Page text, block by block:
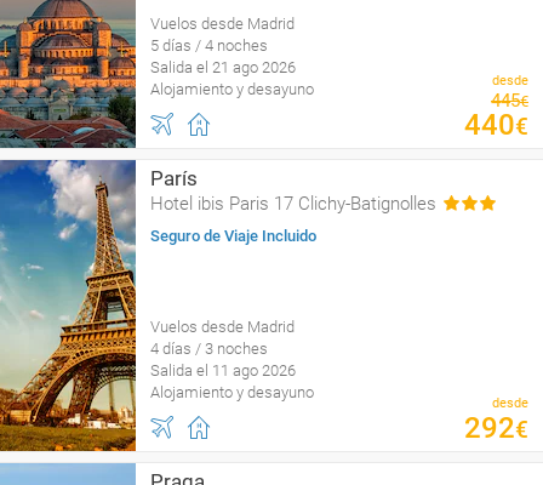
Vuelos desde Madrid
5 días / 4 noches
Salida el 21 ago 2026
Alojamiento y desayuno
desde
445€
440€
París
Hotel ibis Paris 17 Clichy-Batignolles
Seguro de Viaje Incluido
Vuelos desde Madrid
4 días / 3 noches
Salida el 11 ago 2026
Alojamiento y desayuno
desde
292€